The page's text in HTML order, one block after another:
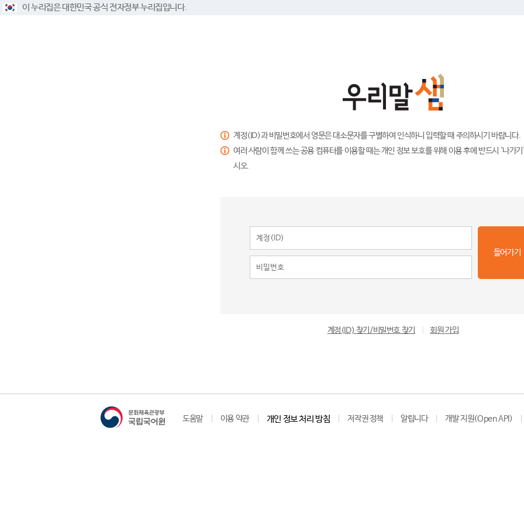
이 누리집은 대한민국 공식 전자정부 누리집입니다.
계정(ID)과 비밀번호에서 영문은 대소문자를 구별하여 인식하니 입력할 때 주의하시기 바랍니다.
여러 사람이 함께 쓰는 공용 컴퓨터를 이용할 때는 개인 정보 보호를 위해 이용 후에 반드시 '나가
시오.
들어가기
계정(ID) 찾기/비밀번호 찾기 회원 가입
도움말 이용 약관 개인 정보 처리 방침 저작권 정책 알립니다 개발 지원(Open API)